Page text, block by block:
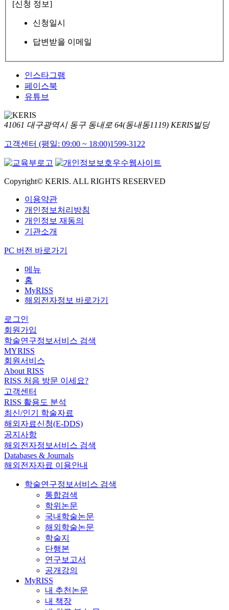
[신청 정보]
신청일시
답변받을 이메일
인스타그램
페이스북
유튜브
41061 대구광역시 동구 동내로 64(동내동1119) KERIS빌딩
고객센터 (평일: 09:00 ~ 18:00)1599-3122
Copyright© KERIS. ALL RIGHTS RESERVED
이용약관
개인정보처리방침
개인정보 재동의
기관소개
PC 버전 바로가기
메뉴
홈
MyRISS
해외전자정보 바로가기
로그인
회원가입
학술연구정보서비스 검색
MYRISS
회원서비스
About RISS
RISS 처음 방문 이세요?
고객센터
RISS 활용도 분석
최신/인기 학술자료
해외자료신청(E-DDS)
공지사항
해외전자정보서비스 검색
Databases & Journals
해외전자자료 이용안내
학술연구정보서비스 검색
통합검색
학위논문
국내학술논문
해외학술논문
학술지
단행본
연구보고서
공개강의
MyRISS
내 추천논문
내 책장